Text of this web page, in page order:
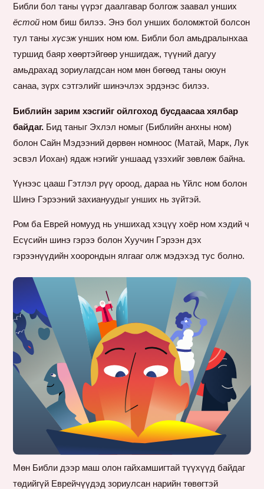
Библи бол таны үүрэг даалгавар болгож заавал унших
ёстой ном биш билээ. Энэ бол унших боломжтой болсон
тул таныхүсэжунших ном юм. Библи бол амьдралынхаа
туршид баяр хөөртэйгөөр уншигдаж, түүний дагуу
амьдрахад зориулагдсан ном мөн бөгөөд таны оюун
санаа, зүрх сэтгэлийг шинэчлэх эрдэнэс билээ.
Библийн зарим хэсгийг ойлгоход бусдаасаа хялбар
байдаг. Бид таныг Эхлэл номыг (Библийн анхны ном)
болон Сайн Мэдээний дөрвөн номноос (Матай, Марк, Лук
эсвэл Иохан) ядаж нэгийг уншаад үзэхийг зөвлөж байна.
Үүнээс цааш Гэтлэл рүү ороод, дараа нь Үйлс ном болон
Шинэ Гэрээний захиануудыг унших нь зүйтэй.
Ром ба Еврей номууд нь уншихад хэцүү хоёр ном хэдий ч
Есүсийн шинэ гэрээ болон Хуучин Гэрээн дэх
гэрээнүүдийн хоорондын ялгааг олж мэдэхэд тус болно.
Мөн Библи дээр маш олон гайхамшигтай түүхүүд байдаг
төдийгүй Еврейчүүдэд зориулсан нарийн төвөгтэй